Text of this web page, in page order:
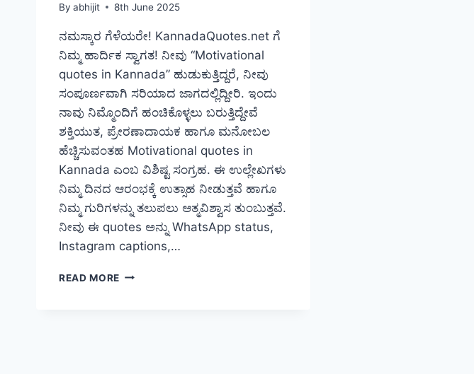
By abhijit 8th June 2025
ನಮಸ್ಕಾರ ಗೆಳೆಯರೇ! KannadaQuotes.net ಗೆ
ನಿಮ್ಮ ಹಾರ್ದಿಕ ಸ್ವಾಗತ! ನೀವು “Motivational
quotes in Kannada” ಹುಡುಕುತ್ತಿದ್ದರೆ, ನೀವು
ಸಂಪೂರ್ಣವಾಗಿ ಸರಿಯಾದ ಜಾಗದಲ್ಲಿದ್ದೀರಿ. ಇಂದು
ನಾವು ನಿಮ್ಮೊಂದಿಗೆ ಹಂಚಿಕೊಳ್ಳಲು ಬರುತ್ತಿದ್ದೇವೆ
ಶಕ್ತಿಯುತ, ಪ್ರೇರಣಾದಾಯಕ ಹಾಗೂ ಮನೋಬಲ
ಹೆಚ್ಚಿಸುವಂತಹ Motivational quotes in
Kannada ಎಂಬ ವಿಶಿಷ್ಟ ಸಂಗ್ರಹ. ಈ ಉಲ್ಲೇಖಗಳು
ನಿಮ್ಮ ದಿನದ ಆರಂಭಕ್ಕೆ ಉತ್ಸಾಹ ನೀಡುತ್ತವೆ ಹಾಗೂ
ನಿಮ್ಮ ಗುರಿಗಳನ್ನು ತಲುಪಲು ಆತ್ಮವಿಶ್ವಾಸ ತುಂಬುತ್ತವೆ.
ನೀವು ಈ quotes ಅನ್ನು WhatsApp status,
Instagram captions,…
READ MORE [1059+]